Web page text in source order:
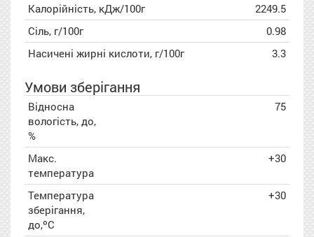
Калорійність, кДж/100г
2249.5
Сіль, г/100г
0.98
Насичені жирні кислоти, г/100г
3.3
Умови зберігання
Відносна
вологість, до,
%
75
Макс.
температура
+30
Температура
зберігання,
до,ºC
+30